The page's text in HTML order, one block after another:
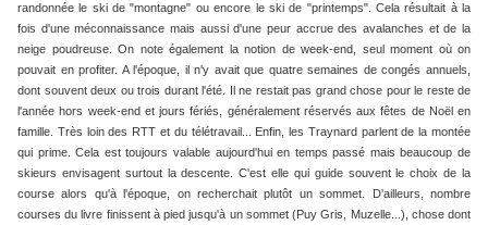
randonnée le ski de "montagne" ou encore le ski de "printemps". Cela résultait à la
fois d'une méconnaissance mais aussi d'une peur accrue des avalanches et de la
neige poudreuse. On note également la notion de week-end, seul moment où on
pouvait en profiter. A l'époque, il n'y avait que quatre semaines de congés annuels,
dont souvent deux ou trois durant l'été. Il ne restait pas grand chose pour le reste de
l'année hors week-end et jours fériés, généralement réservés aux fêtes de Noël en
famille. Très loin des RTT et du télétravail... Enfin, les Traynard parlent de la montée
qui prime. Cela est toujours valable aujourd'hui en temps passé mais beaucoup de
skieurs envisagent surtout la descente. C'est elle qui guide souvent le choix de la
course alors qu'à l'époque, on recherchait plutôt un sommet. D'ailleurs, nombre
courses du livre finissent à pied jusqu'à un sommet (Puy Gris, Muzelle...), chose dont